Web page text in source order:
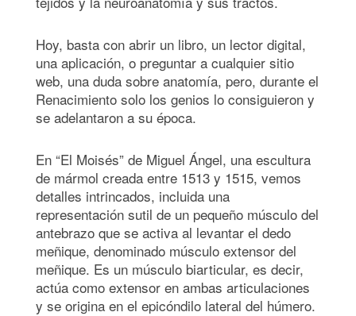
Hoy, basta con abrir un libro, un lector digital,
una aplicación, o preguntar a cualquier sitio
web, una duda sobre anatomía, pero, durante el
Renacimiento solo los genios lo consiguieron y
se adelantaron a su época.
En “El Moisés” de Miguel Ángel, una escultura
de mármol creada entre 1513 y 1515, vemos
detalles intrincados, incluida una
representación sutil de un pequeño músculo del
antebrazo que se activa al levantar el dedo
meñique, denominado músculo extensor del
meñique. Es un músculo biarticular, es decir,
actúa como extensor en ambas articulaciones
y se origina en el epicóndilo lateral del húmero.